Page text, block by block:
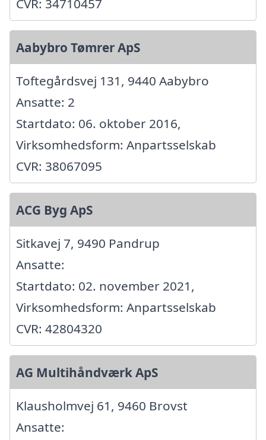
Aabybro Tømrer ApS
Toftegårdsvej 131, 9440 Aabybro
Ansatte: 2
Startdato: 06. oktober 2016,
Virksomhedsform: Anpartsselskab
CVR: 38067095
ACG Byg ApS
Sitkavej 7, 9490 Pandrup
Ansatte:
Startdato: 02. november 2021,
Virksomhedsform: Anpartsselskab
CVR: 42804320
AG Multihåndværk ApS
Klausholmvej 61, 9460 Brovst
Ansatte: